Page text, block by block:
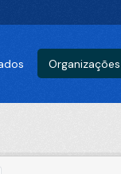
Organizações